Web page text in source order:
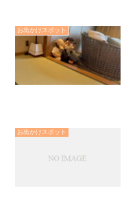
お出かけスポット
お出かけスポット